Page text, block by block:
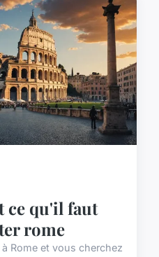
ce qu'il faut
rome
Rome et vous cherchez